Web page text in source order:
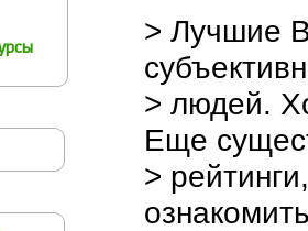
> Лучшие
> людей.
Еще
>